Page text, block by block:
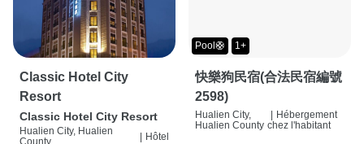
Classic Hotel City
Resort
Classic Hotel City Resort
Hualien City, Hualien
County
| Hôtel
Pool🛟 1+
快樂狗民宿(合法民宿編號
2598)
Hualien City,
Hualien County
Hébergement
chez l'habitant